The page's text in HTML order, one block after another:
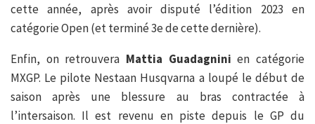
cette année, après avoir disputé l’édition 2023 en
catégorie Open (et terminé 3e de cette dernière).
Enfin, on retrouvera Mattia Guadagnini en catégorie
MXGP. Le pilote Nestaan Husqvarna a loupé le début de
saison après une blessure au bras contractée à
l’intersaison. Il est revenu en piste depuis le GP du